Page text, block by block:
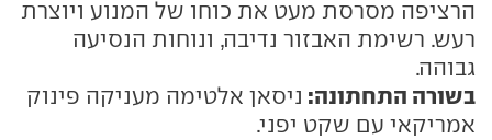
הרציפה מסרסת מעט את כוחו של המנוע ויוצרת
רעש. רשימת האבזור נדיבה, ונוחות הנסיעה
גבוהה.
בשורה התחתונה: ניסאן אלטימה מעניקה פינוק
אמריקאי עם שקט יפני.